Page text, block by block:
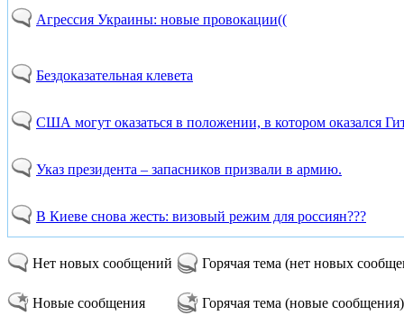
Агрессия Украины: новые провокации((
Бездоказательная клевета
США могут оказаться в положении, в котором оказался
Указ президента – запасников призвали в армию.
В Киеве снова жесть: визовый режим для россиян???
Нет новых сообщений
Новые сообщения
Горячая тема (нет новых
Горячая тема (новые сообщения)